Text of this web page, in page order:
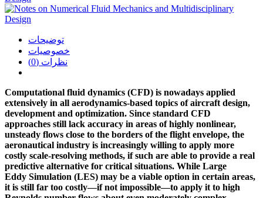
توضیحات
خصوصیات
نظرات (0)
Computational fluid dynamics (CFD) is nowadays applied
extensively in all aerodynamics-based topics of aircraft design,
development and optimization. Since standard CFD
approaches still lack accuracy in areas of highly nonlinear,
unsteady flows close to the borders of the flight envelope, the
aeronautical industry is increasingly willing to apply more
costly scale-resolving methods, if such are able to provide a real
predictive alternative for critical situations. While Large
Eddy Simulation (LES) may be a viable option in certain areas,
it is still far too costly—ifnot impossible—to apply it to high